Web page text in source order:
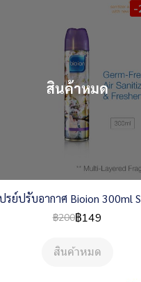
-
สินค้าหมด
รย์ปรับอากาศ Bioion 300ml
฿200฿149
สินค้าหมด